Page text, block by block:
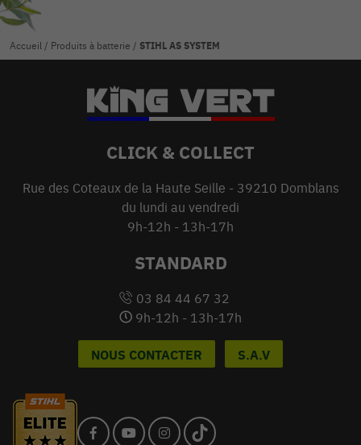
Accueil / Produits à batterie / STIHL AS SYSTEM
CLICK & COLLECT
Rue des Coteaux de la Haute Seille - 39210 Domblans
du lundi au vendredi
9h-12h - 13h-17h
STANDARD
03 84 44 67 32
9h-12h - 13h-17h
NOUS CONTACTER S.A.V